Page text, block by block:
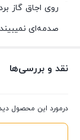
روی اجاق گاز
صدمه‌ای
نقد و بررسی‌ها
درمورد این محصول